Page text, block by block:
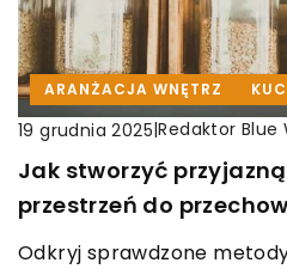
ARANŻACJA WNĘTRZ
19 grudnia 2025|Redaktor Blue
Jak stworzyć
przestrzeń do
Odkryj sprawdzone